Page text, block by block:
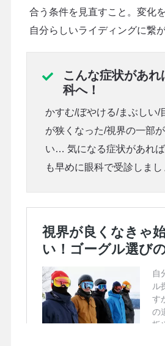
合う条件を見直すこと。変化
自分らしいライディングに繋
こんな症状があれ
科へ！
かすむ/ぼやける/まぶしい/
が狭くなった/視界の一部
い… 気になる症状があれ
も早めに眼科で受診しまし